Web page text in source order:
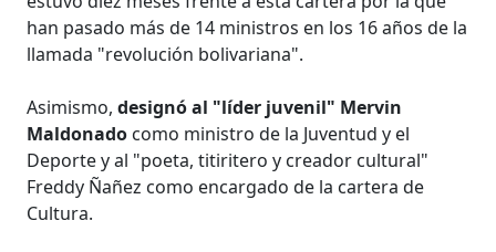
han pasado más de 14 ministros en los 16 años de la
llamada "revolución bolivariana".
Asimismo,designó al "líder juvenil" Mervin
Maldonado como ministro de la Juventud y el
Deporte y al "poeta, titiritero y creador cultural"
Freddy Ñañez como encargado de la cartera de
Cultura.